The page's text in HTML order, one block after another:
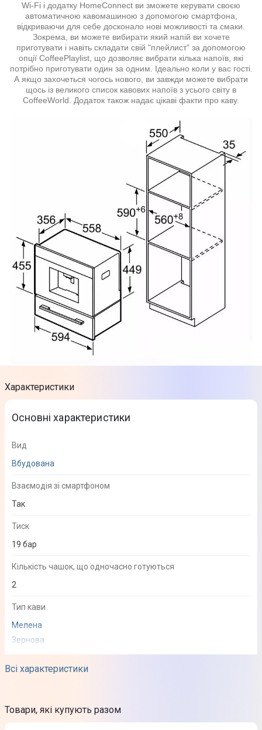
Wi-Fi і додатку HomeConnect ви зможете керувати своєю
автоматичною кавомашиною з допомогою смартфона,
відкриваючи для себе досконало нові можливості та смаки.
Зокрема, ви можете вибирати який напій ви хочете
приготувати і навіть складати свій "плейлист" за допомогою
опції CoffeePlaylist, що дозволяє вибрати кілька напоїв, які
потрібно приготувати один за одним. Ідеально коли у вас гості.
А якщо захочеться чогось нового, ви завжди можете вибрати
щось із великого список кавових напоїв з усього світу в
CoffeeWorld. Додаток також надає цікаві факти про каву.
Характеристики
Всі характеристики
Основні характеристики
Вид
Вбудована
Взаємодія зі смартфоном
Так
Тиск
19 бар
Кількість чашок, що одночасно готуються
2
Тип кави
Мелена
Зернова
Еспресо-мак'ято
Капучино
Товари, які купують разом